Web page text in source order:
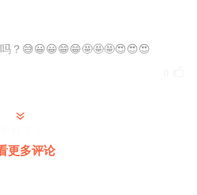
？😅😀😀😁😁🤩🤩🤩😍😍😍
更多评论